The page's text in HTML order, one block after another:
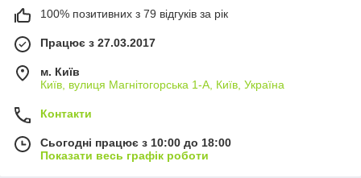
100% позитивних з 79 відгуків за рік
Працює з 27.03.2017
м. Київ
Київ, вулиця Магнітогорська 1-А, Київ, Україна
Контакти
Сьогодні працює з 10:00 до 18:00
Показати весь графік роботи